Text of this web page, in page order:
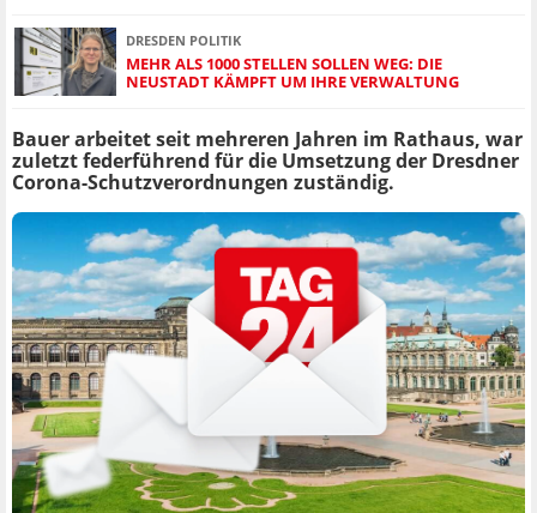
DRESDEN POLITIK
MEHR ALS 1000 STELLEN SOLLEN WEG: DIE
NEUSTADT KÄMPFT UM IHRE VERWALTUNG
Bauer arbeitet seit mehreren Jahren im Rathaus, war
zuletzt federführend für die Umsetzung der Dresdner
Corona-Schutzverordnungen zuständig.